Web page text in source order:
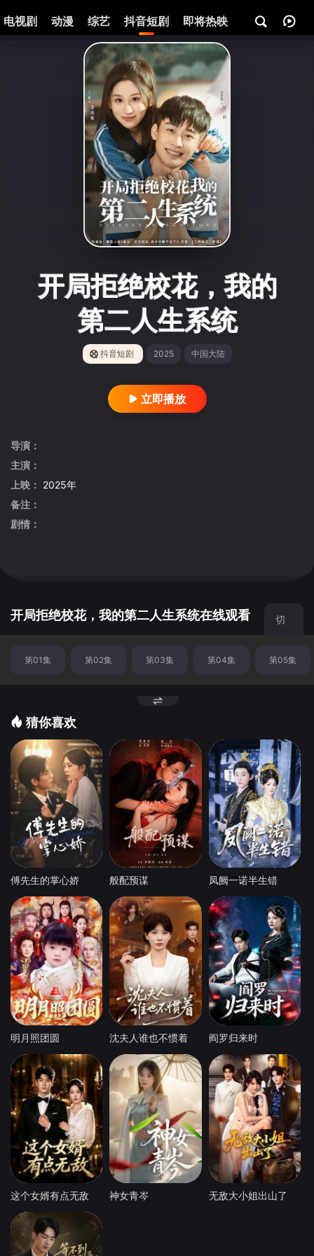
电视剧 动漫 综艺 抖音短剧 即将热映 资讯
开局拒绝校花，我的
第二人生系统
抖音短剧 2025 中国大陆
立即播放
导演：
主演：
上映： 2025年
备注：
剧情：
开局拒绝校花，我的第二人生系统在线观看 切
第01集 第02集 第03集 第04集 第05集
猜你喜欢
傅先生的掌心娇 般配预谋 凤阙一诺半生错
明月照团圆 沈夫人谁也不惯着 阎罗归来时
这个女婿有点无敌 神女青岑 无敌大小姐出山了